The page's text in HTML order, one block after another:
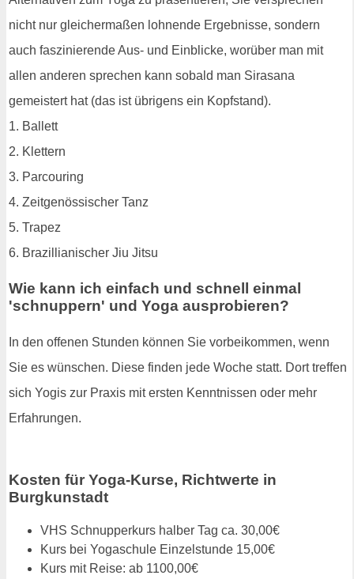
nicht nur gleichermaßen lohnende Ergebnisse, sondern
auch faszinierende Aus- und Einblicke, worüber man mit
allen anderen sprechen kann sobald man Sirasana
gemeistert hat (das ist übrigens ein Kopfstand).
1. Ballett
2. Klettern
3. Parcouring
4. Zeitgenössischer Tanz
5. Trapez
6. Brazillianischer Jiu Jitsu
Wie kann ich einfach und schnell einmal
'schnuppern' und Yoga ausprobieren?
In den offenen Stunden können Sie vorbeikommen, wenn
Sie es wünschen. Diese finden jede Woche statt. Dort treffen
sich Yogis zur Praxis mit ersten Kenntnissen oder mehr
Erfahrungen.
Kosten für Yoga-Kurse, Richtwerte in
Burgkunstadt
VHS Schnupperkurs halber Tag ca. 30,00€
Kurs bei Yogaschule Einzelstunde 15,00€
Kurs mit Reise: ab 1100,00€